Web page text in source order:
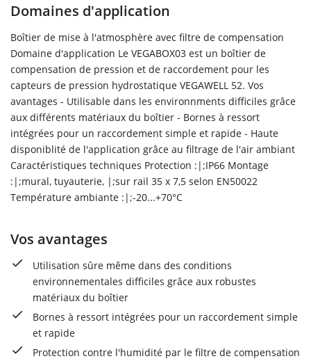
Domaines d'application
Boîtier de mise à l'atmosphère avec filtre de compensation
Domaine d'application Le VEGABOX03 est un boîtier de
compensation de pression et de raccordement pour les
capteurs de pression hydrostatique VEGAWELL 52. Vos
avantages - Utilisable dans les environnments difficiles grâce
aux différents matériaux du boîtier - Bornes à ressort
intégrées pour un raccordement simple et rapide - Haute
disponiblité de l'application grâce au filtrage de l'air ambiant
Caractéristiques techniques Protection :|;IP66 Montage
:|;mural, tuyauterie, |;sur rail 35 x 7,5 selon EN50022
Température ambiante :|;-20...+70°C
Vos avantages
Utilisation sûre même dans des conditions
environnementales difficiles grâce aux robustes
matériaux du boîtier
Bornes à ressort intégrées pour un raccordement simple
et rapide
Protection contre l'humidité par le filtre de compensation